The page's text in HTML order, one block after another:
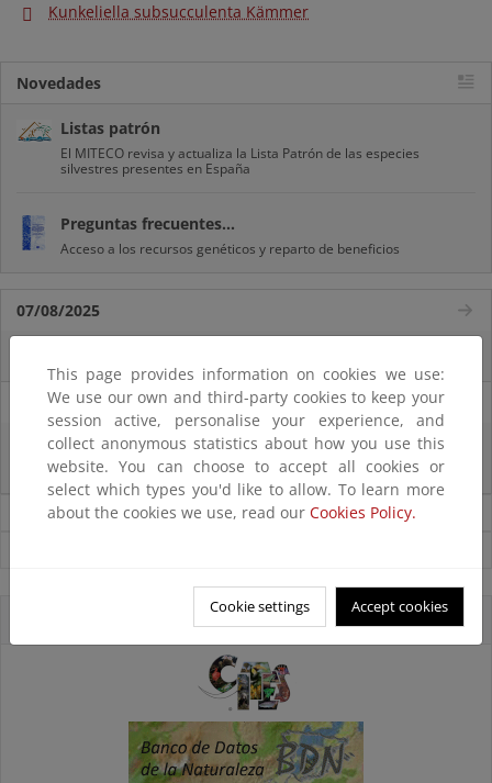
Kunkeliella subsucculenta Kämmer
Novedades
Listas patrón
El MITECO revisa y actualiza la Lista Patrón de las especies
silvestres presentes en España
Preguntas frecuentes...
Acceso a los recursos genéticos y reparto de beneficios
07/08/2025
27/06/2025
La reunión ministerial de OSPAR refuerza la acción conjunta para proteger
el Atlántico Nordeste
Noticias sobre Biodiversidad
This page provides information on cookies we use:
We use our own and third-party cookies to keep your
session active, personalise your experience, and
collect anonymous statistics about how you use this
website. You can choose to accept all cookies or
select which types you'd like to allow. To learn more
about the cookies we use, read our Cookies Policy.
Cookie settings Accept cookies